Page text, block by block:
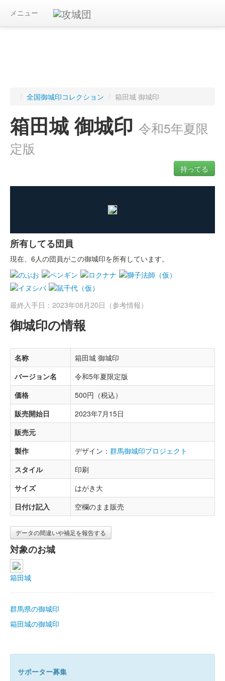
メニュー
/ 全国御城印コレクション / 箱田城 御城印
箱田城 御城印 令和5年夏限
定版
持ってる
所有してる団員
現在、6人の団員がこの御城印を所有しています。
最終入手日：2023年08月20日（参考情報）
御城印の情報
名称
箱田城 御城印
バージョン名
令和5年夏限定版
価格
500円（税込）
販売開始日
2023年7月15日
販売元
製作
デザイン： 群馬御城印プロジェクト
スタイル
印刷
サイズ
はがき大
日付け記入
空欄のまま販売
データの間違いや補足を報告する
対象のお城
箱田城
群馬県の御城印
箱田城の御城印
サポーター募集